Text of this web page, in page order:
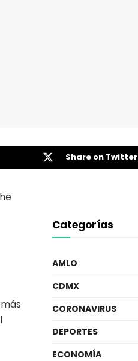
Share on Twitter
Categorías
AMLO
CDMX
CORONAVIRUS
DEPORTES
ECONOMÍA